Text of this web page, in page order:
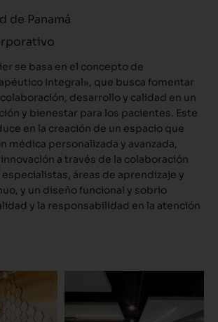
de Panamá
se basa en el concepto de
Integral», que busca fomentar
desarrollo y calidad en un
y bienestar para los pacientes. Este
en la creación de un espacio que
médica personalizada y avanzada,
a través de la colaboración
áreas de aprendizaje y
y un diseño funcional y sobrio
y la responsabilidad en la atención